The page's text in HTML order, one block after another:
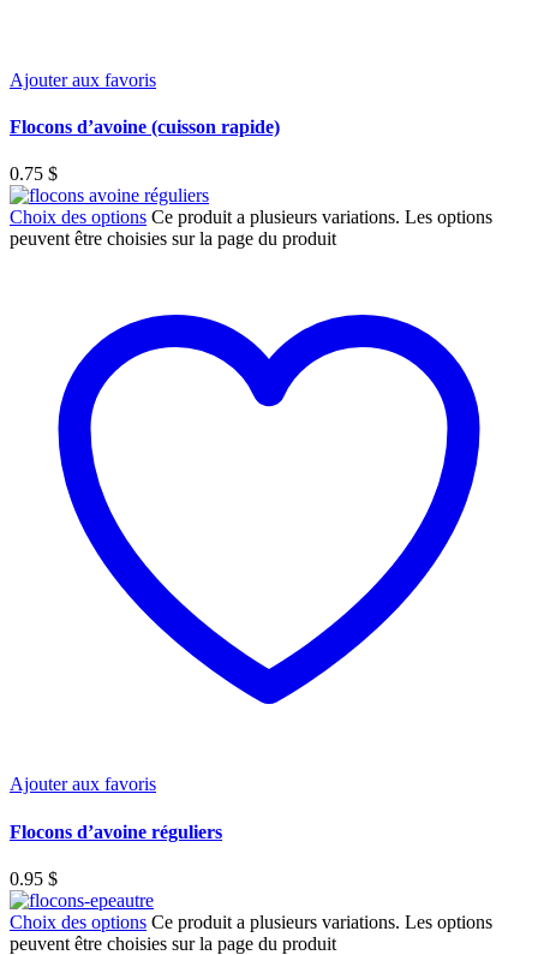
Ajouter aux favoris
Flocons d’avoine (cuisson rapide)
0.75 $
Choix des options Ce produit a plusieurs variations. Les options
peuvent être choisies sur la page du produit
Ajouter aux favoris
Flocons d’avoine réguliers
0.95 $
Choix des options Ce produit a plusieurs variations. Les options
peuvent être choisies sur la page du produit